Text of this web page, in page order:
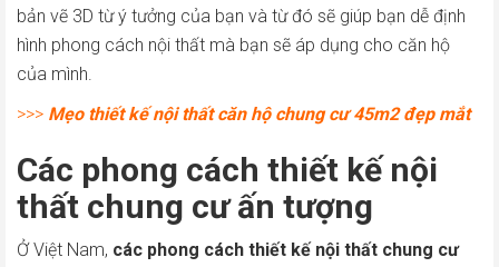
bản vẽ 3D từ ý tưởng của bạn và từ đó sẽ giúp bạn dễ định
hình phong cách nội thất mà bạn sẽ áp dụng cho căn hộ
của mình.
>>> Mẹo thiết kế nội thất căn hộ chung cư 45m2 đẹp mắt
Các phong cách thiết kế nội
thất chung cư ấn tượng
Ở Việt Nam, các phong cách thiết kế nội thất chung cư